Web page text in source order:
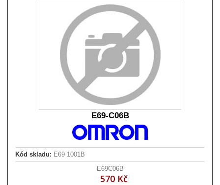
E69-C06B
Kód skladu: E69 1001B
E69C06B
570 Kč